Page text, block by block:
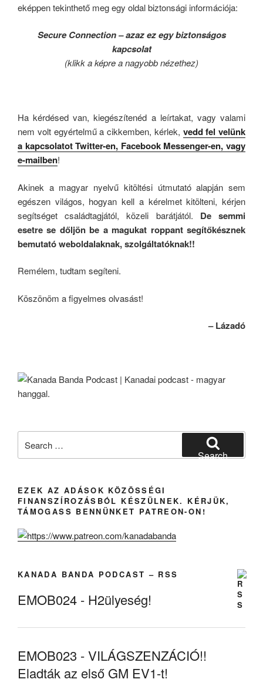
eképpen tekinthető meg egy oldal biztonsági információja:
Secure Connection – azaz ez egy biztonságos
kapcsolat
(klikk a képre a nagyobb nézethez)
Ha kérdésed van, kiegészítenéd a leírtakat, vagy valami
nem volt egyértelmű a cikkemben, kérlek, vedd fel velünk
a kapcsolatot Twitter-en, Facebook Messenger-en, vagy
e-mailben!
Akinek a magyar nyelvű kitöltési útmutató alapján sem
egészen világos, hogyan kell a kérelmet kitölteni, kérjen
segítséget családtagjától, közeli barátjától. De semmi
esetre se dőljön be a magukat roppant segítőkésznek
bemutató weboldalaknak, szolgáltatóknak!!
Remélem, tudtam segíteni.
Köszönöm a figyelmes olvasást!
– Lázadó
for:
Search
EZEK AZ ADÁSOK KÖZÖSSÉGI
FINANSZÍROZÁSBÓL KÉSZÜLNEK. KÉRJÜK,
TÁMOGASS BENNÜNKET PATREON-ON!
KANADA BANDA PODCAST – RSS
EMOB024 - H2ülyeség!
EMOB023 - VILÁGSZENZÁCIÓ!!
Eladták az első GM EV1-t!